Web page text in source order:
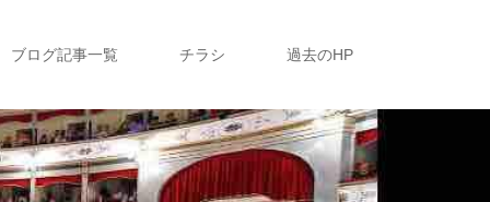
ブログ記事一覧 チラシ 過去のHP